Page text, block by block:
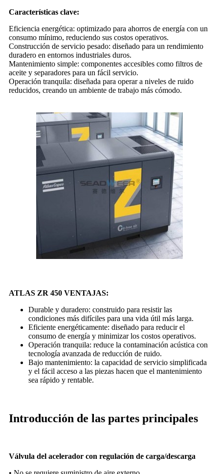
Características clave:
Eficiencia energética: optimizado para ahorros de energía con un
consumo mínimo, reduciendo sus costos operativos.
Construcción de servicio pesado: diseñado para un rendimiento
duradero en entornos industriales duros.
Mantenimiento simple: componentes accesibles como filtros de
aceite y separadores para un fácil servicio.
Operación tranquila: diseñada para operar a niveles de ruido
reducidos, creando un ambiente de trabajo más cómodo.
ATLAS ZR 450 VENTAJAS:
Durable y duradero: construido para resistir las
condiciones más difíciles para una vida útil más larga.
Eficiente energéticamente: diseñado para reducir el
consumo de energía y minimizar los costos operativos.
Operación tranquila: reduce la contaminación acústica con
tecnología avanzada de reducción de ruido.
Bajo mantenimiento: la capacidad de servicio simplificada
y el fácil acceso a las piezas hacen que el mantenimiento
sea rápido y rentable.
Introducción de las partes principales
Válvula del acelerador con regulación de carga/descarga